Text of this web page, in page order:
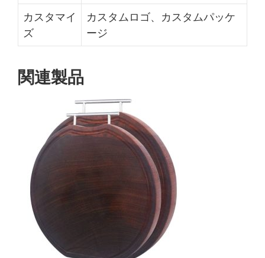
カスタマイ
ズ
カスタムロゴ、カスタムパッケ
ージ
関連製品